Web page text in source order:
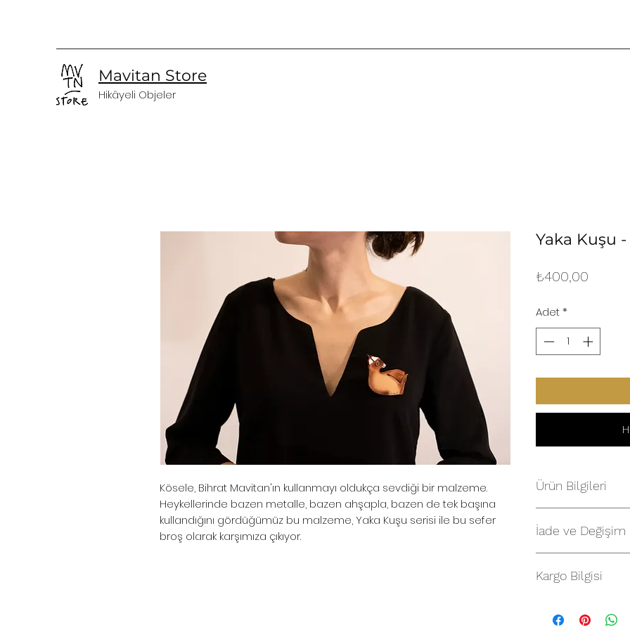
Mavitan Store
Hikâyeli Objeler
Kösele, Bihrat Mavitan'ın kullanmayı oldukça sevdiği bir malzeme.
Heykellerinde bazen metalle, bazen ahşapla, bazen de tek başına
kullandığını gördüğümüz bu malzeme, Yaka Kuşu serisi ile bu sefer
broş olarak karşımıza çıkıyor.
Yaka Kuşu -
₺400,00
Adet*
Ürün Bilgileri
Malzeme: Deri
İade ve Değişim
edebilirsiniz.
Kargo Bilgisi
ile kargolanır.